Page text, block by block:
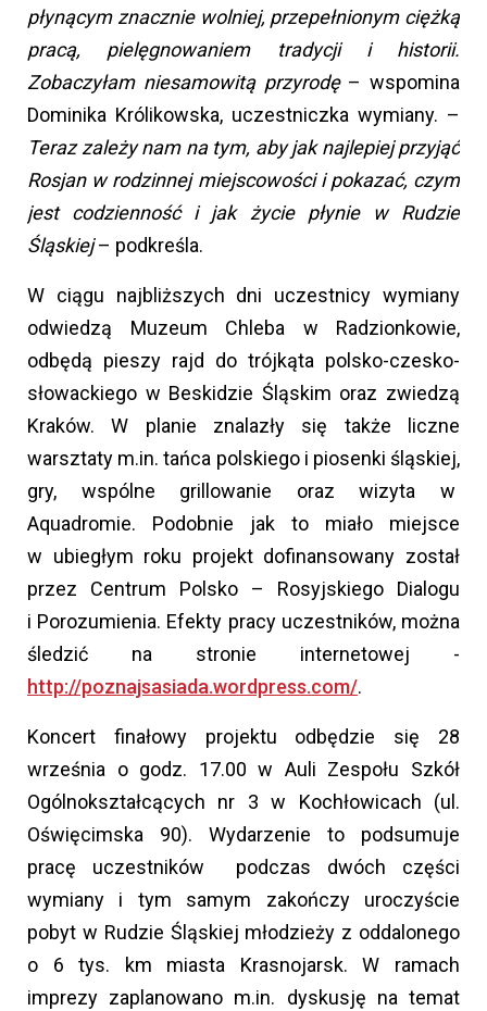
płynącym znacznie wolniej, przepełnionym ciężką
pracą, pielęgnowaniem tradycji i historii.
Zobaczyłam niesamowitą przyrodę– wspomina
Dominika Królikowska, uczestniczka wymiany. –
Teraz zależy nam na tym, aby jak najlepiej przyjąć
Rosjan w rodzinnej miejscowości i pokazać, czym
jest codzienność i jak życie płynie w Rudzie
Śląskiej– podkreśla.
W ciągu najbliższych dni uczestnicy wymiany
odwiedzą Muzeum Chleba w Radzionkowie,
odbędą pieszy rajd do trójkąta polsko-czesko-
słowackiego w Beskidzie Śląskim oraz zwiedzą
Kraków. W planie znalazły się także liczne
warsztaty m.in. tańca polskiego i piosenki śląskiej,
gry, wspólne grillowanie oraz wizyta w
Aquadromie. Podobnie jak to miało miejsce
w ubiegłym roku projekt dofinansowany został
przez Centrum Polsko – Rosyjskiego Dialogu
i Porozumienia. Efekty pracy uczestników, można
śledzić na stronie internetowej -
http://poznajsasiada.wordpress.com/.
Koncert finałowy projektu odbędzie się 28
września o godz. 17.00 w Auli Zespołu Szkół
Ogólnokształcących nr 3 w Kochłowicach (ul.
Oświęcimska 90). Wydarzenie to podsumuje
pracę uczestników podczas dwóch części
wymiany i tym samym zakończy uroczyście
pobyt w Rudzie Śląskiej młodzieży z oddalonego
o 6 tys. km miasta Krasnojarsk. W ramach
imprezy zaplanowano m.in. dyskusję na temat